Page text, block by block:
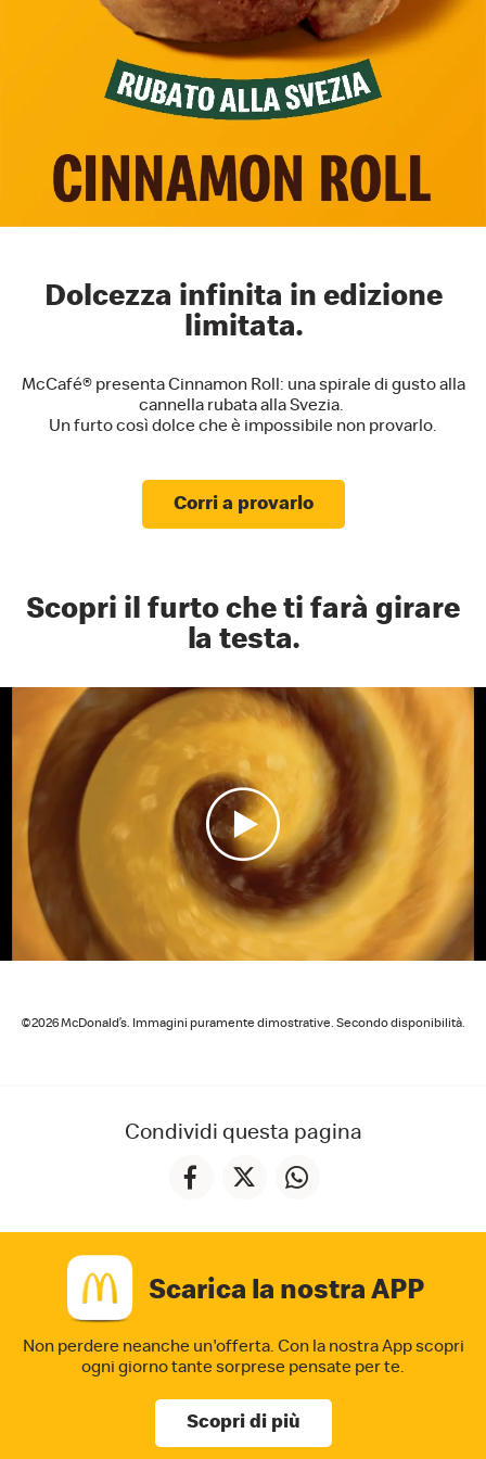
Dolcezza infinita in edizione
limitata.
McCafé® presenta Cinnamon Roll: una spirale di gusto alla
cannella rubata alla Svezia.
Un furto così dolce che è impossibile non provarlo.
Corri a provarlo
Scopri il furto che ti farà girare
la testa.
©2026 McDonald’s. Immagini puramente dimostrative. Secondo disponibilità.
Condividi questa pagina
Scarica la nostra APP
Non perdere neanche un'offerta. Con la nostra App scopri
ogni giorno tante sorprese pensate per te.
Scopri di più